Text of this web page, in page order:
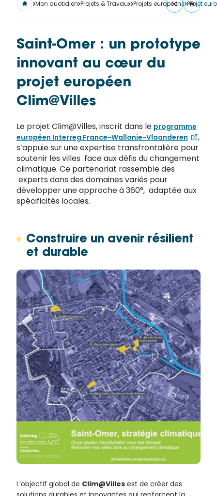
Mon quotidien Projets & Travaux Projets européens Projet
Saint-Omer : un prototype
innovant au cœur du
projet européen
Clim@Villes
Le projet Clim@Villes, inscrit dans le programme
européen Interreg France-Wallonie-Vlaanderen
,
s’appuie sur une expertise transfrontalière pour
soutenir les villes face aux défis du changement
climatique. Ce partenariat rassemble des
experts dans des domaines variés pour
développer une approche à 360°, adaptée aux
spécificités locales.
Construire un avenir résilient
et durable
L’objectif global de Clim@Villesest de créer des
merci
ce
formulaire.
Vous
un
un lien
vers la
publication.
Merci
de votre
intérêt
pour
Ville et
de ses
(*Champs
obligatoires)
Si vous
êtes déjà
inscrit(e)
et que
vous
voulez
vous
désinscrire
cliquez ici.